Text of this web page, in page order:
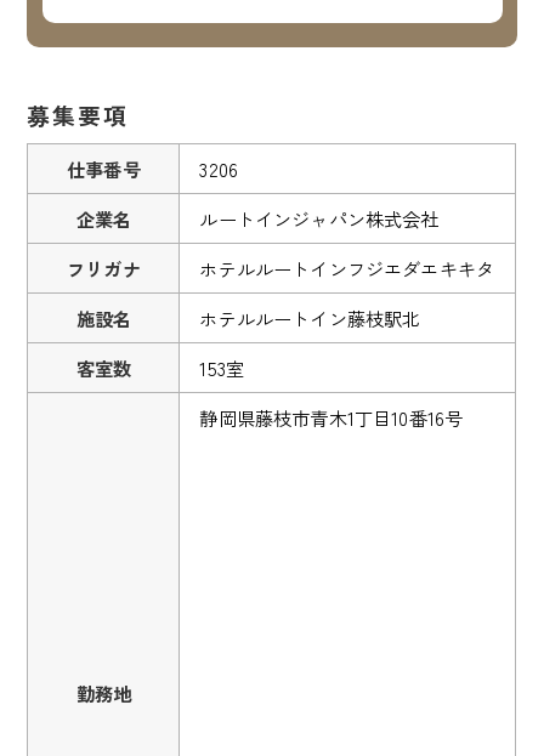
募集要項
仕事番号
3206
企業名
ルートインジャパン株式会社
フリガナ
ホテルルートインフジエダエキキタ
施設名
ホテルルートイン藤枝駅北
客室数
153室
勤務地
静岡県藤枝市青木1丁目10番16号